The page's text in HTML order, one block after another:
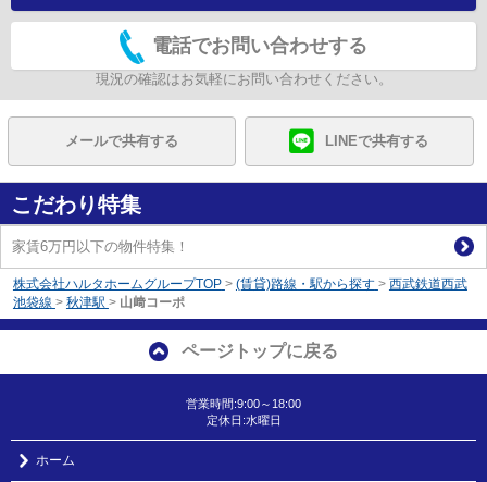
電話でお問い合わせする
現況の確認はお気軽にお問い合わせください。
メールで共有する LINEで共有する
こだわり特集
家賃6万円以下の物件特集！
株式会社ハルタホームグループTOP > (賃貸)路線・駅から探す > 西武鉄道西武
池袋線 > 秋津駅 > 山﨑コーポ
ページトップに戻る
営業時間:9:00～18:00
定休日:水曜日
ホーム